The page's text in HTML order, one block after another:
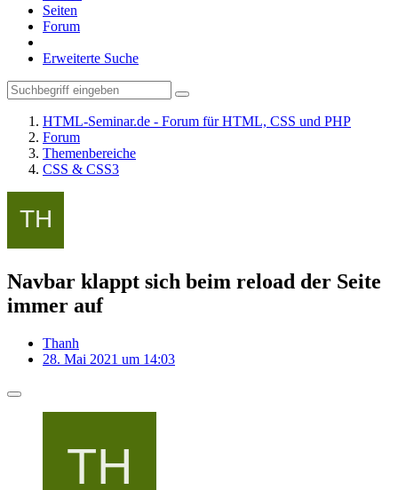
Seiten
Forum
Erweiterte Suche
HTML-Seminar.de - Forum für HTML, CSS und PHP
Forum
Themenbereiche
CSS & CSS3
Navbar klappt sich beim reload der Seite
immer auf
Thanh
28. Mai 2021 um 14:03